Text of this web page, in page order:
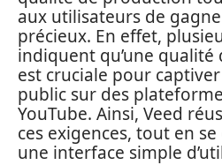
aux utilisateurs de
précieux. En effet,
indiquent qu’une qualité
est cruciale pour
public sur des
YouTube. Ainsi, Veed
ces exigences, tout en
une interface simple